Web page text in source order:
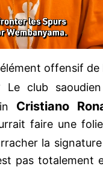
offensif de
club
Cristiano
faire une
la
pas totalement